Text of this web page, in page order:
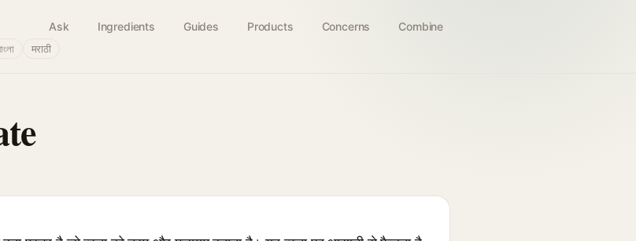
Ask Ingredients Guides Products Concerns Combine
मराठी